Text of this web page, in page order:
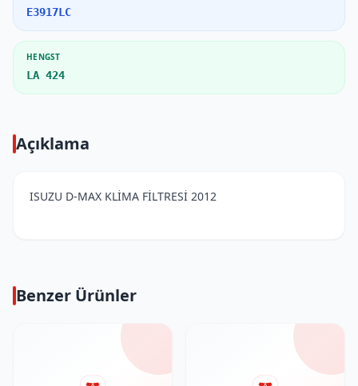
E3917LC
HENGST
LA 424
Açıklama
ISUZU D-MAX KLİMA FİLTRESİ 2012
Benzer Ürünler